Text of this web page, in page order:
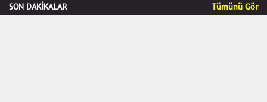
SON DAKİKALAR Tümünü Gör